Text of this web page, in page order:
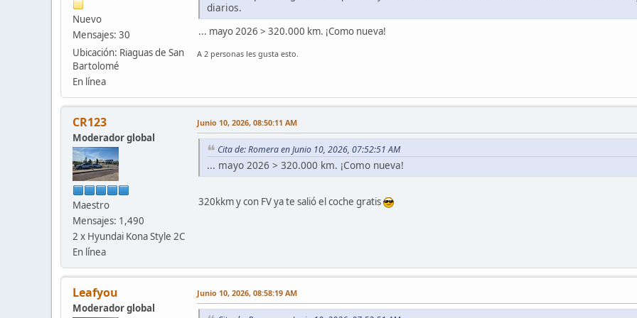
Nuevo
Mensajes: 30
Ubicación: Riaguas de San
Bartolomé
En línea
diarios.
... mayo 2026 > 320.000 km. ¡Como nueva!
A 2 personas les gusta esto.
CR123
Moderador global
Maestro
Mensajes: 1,490
2 x Hyundai Kona Style 2C
En línea
Junio 10, 2026, 08:50:11 AM
Cita de: Romera en Junio 10, 2026, 07:52:51 AM
... mayo 2026 > 320.000 km. ¡Como nueva!
320kkm y con FV ya te salió el coche gratis
Leafyou
Moderador global
Junio 10, 2026, 08:58:19 AM